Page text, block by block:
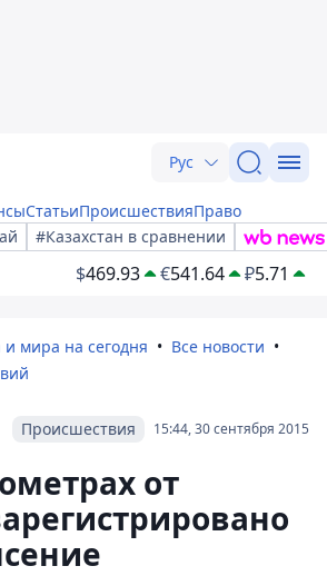
Рус
СтатьиПроисшествияПраво
#Казахстан в сравнении
$469.93 €541.64 ₽5.71
и мира на сегодня
Все новости
15:44, 30 сентября 2015
Происшествия
от